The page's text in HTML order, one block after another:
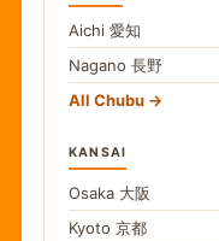
Aichi 愛知
Nagano 長野
All Chubu
KANSAI
Osaka 大阪
Kyoto 京都